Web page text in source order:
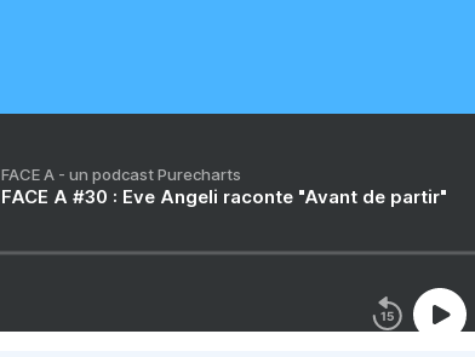
FACE A - un podcast Purecharts
FACE A #30 : Eve Angeli raconte "Avant de partir"